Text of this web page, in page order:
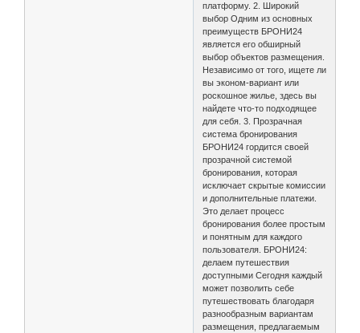
платформу. 2. Широкий
выбор Одним из основных
преимуществ БРОНИ24
является его обширный
выбор объектов размещения.
Независимо от того, ищете ли
вы эконом-вариант или
роскошное жилье, здесь вы
найдете что-то подходящее
для себя. 3. Прозрачная
система бронирования
БРОНИ24 гордится своей
прозрачной системой
бронирования, которая
исключает скрытые комиссии
и дополнительные платежи.
Это делает процесс
бронирования более простым
и понятным для каждого
пользователя. БРОНИ24:
делаем путешествия
доступными Сегодня каждый
может позволить себе
путешествовать благодаря
разнообразным вариантам
размещения, предлагаемым